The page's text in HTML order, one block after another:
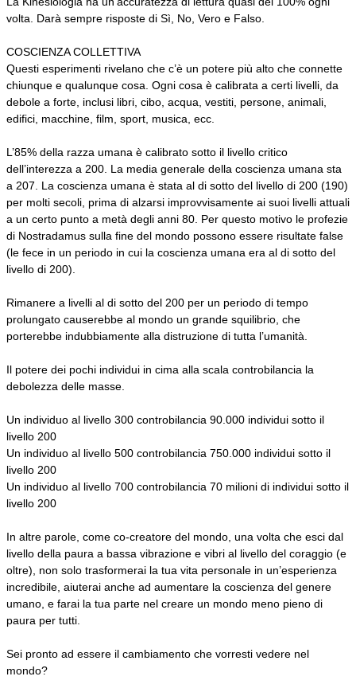
volta. Darà sempre risposte di Sì, No, Vero e Falso.
COSCIENZA COLLETTIVA
Questi esperimenti rivelano che c’è un potere più alto che connette
chiunque e qualunque cosa. Ogni cosa è calibrata a certi livelli, da
debole a forte, inclusi libri, cibo, acqua, vestiti, persone, animali,
edifici, macchine, film, sport, musica, ecc.
L’85% della razza umana è calibrato sotto il livello critico
dell’interezza a 200. La media generale della coscienza umana sta
a 207. La coscienza umana è stata al di sotto del livello di 200 (190)
per molti secoli, prima di alzarsi improvvisamente ai suoi livelli attuali
a un certo punto a metà degli anni 80. Per questo motivo le profezie
di Nostradamus sulla fine del mondo possono essere risultate false
(le fece in un periodo in cui la coscienza umana era al di sotto del
livello di 200).
Rimanere a livelli al di sotto del 200 per un periodo di tempo
prolungato causerebbe al mondo un grande squilibrio, che
porterebbe indubbiamente alla distruzione di tutta l’umanità.
Il potere dei pochi individui in cima alla scala controbilancia la
debolezza delle masse.
Un individuo al livello 300 controbilancia 90.000 individui sotto il
livello 200
Un individuo al livello 500 controbilancia 750.000 individui sotto il
livello 200
Un individuo al livello 700 controbilancia 70 milioni di individui sotto il
livello 200
In altre parole, come co-creatore del mondo, una volta che esci dal
livello della paura a bassa vibrazione e vibri al livello del coraggio (e
oltre), non solo trasformerai la tua vita personale in un’esperienza
incredibile, aiuterai anche ad aumentare la coscienza del genere
umano, e farai la tua parte nel creare un mondo meno pieno di
paura per tutti.
Sei pronto ad essere il cambiamento che vorresti vedere nel
mondo?